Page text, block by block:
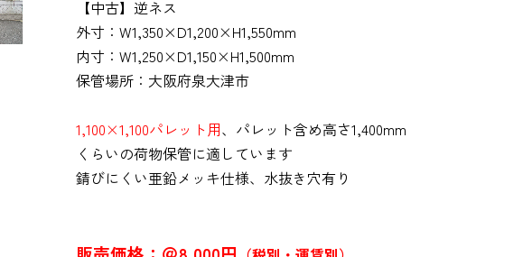
【中古】逆ネス
外寸：W1,350×D1,200×H1,550mm
内寸：W1,250×D1,150×H1,500mm
保管場所：大阪府泉大津市
1,100×1,100パレット用、パレット含め高さ1,400mm
くらいの荷物保管に適しています
錆びにくい亜鉛メッキ仕様、水抜き穴有り